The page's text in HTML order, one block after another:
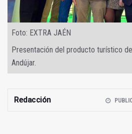
Foto: EXTRA JAÉN
Presentación del producto turístico
Andújar.
Redacción